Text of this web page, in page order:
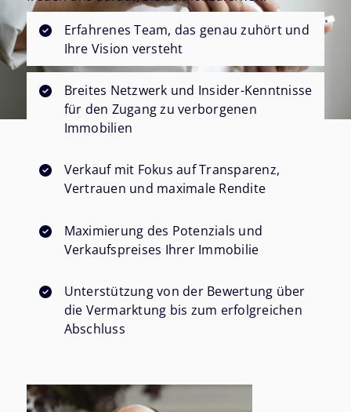
Erfahrenes Team, das genau zuhört und
Ihre Vision versteht
Breites Netzwerk und Insider-Kenntnisse
für den Zugang zu verborgenen
Immobilien
Verkauf mit Fokus auf Transparenz,
Vertrauen und maximale Rendite
Maximierung des Potenzials und
Verkaufspreises Ihrer Immobilie
Unterstützung von der Bewertung über
die Vermarktung bis zum erfolgreichen
Abschluss